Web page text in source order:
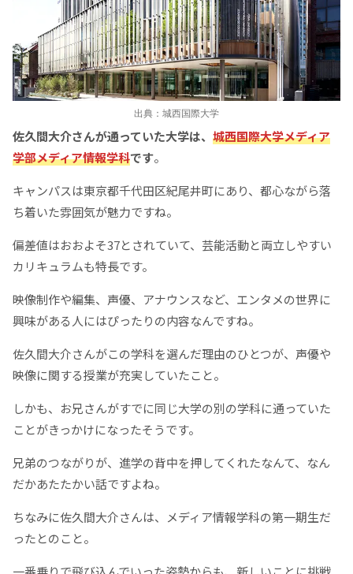
出典：城西国際大学
佐久間大介さんが通っていた大学は、 城西国際大学メディア
学部メディア情報学科です。
キャンパスは東京都千代田区紀尾井町にあり、都心ながら落
ち着いた雰囲気が魅力ですね。
偏差値はおおよそ37とされていて、芸能活動と両立しやすい
カリキュラムも特長です。
映像制作や編集、声優、アナウンスなど、エンタメの世界に
興味がある人にはぴったりの内容なんですね。
佐久間大介さんがこの学科を選んだ理由のひとつが、声優や
映像に関する授業が充実していたこと。
しかも、お兄さんがすでに同じ大学の別の学科に通っていた
ことがきっかけになったそうです。
兄弟のつながりが、進学の背中を押してくれたなんて、なん
だかあたたかい話ですよね。
ちなみに佐久間大介さんは、メディア情報学科の第一期生だ
ったとのこと。